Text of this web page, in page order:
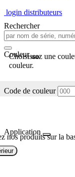
login distributeurs
Rechercher
Couleur
Choisissez une
couleur.
Code de couleur
Application
nos produits sur la